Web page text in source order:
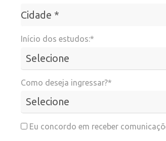
Cidade *
Cidade*
Início dos estudos:*
Como deseja ingressar?*
Eu concordo em receber